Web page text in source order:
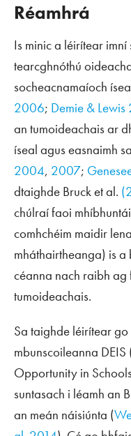
Réamhrá
Is minic a léirítear
tearcghnóthú
socheacnamaíoch
2006; Demie & Lewis
an tumoideachais ar
íseal agus easnaimh
2004, 2007;
dtaighde Bruck et al.
chúlraí faoi
comhchéim maidir
mháthairtheanga) is
céanna nach raibh
tumoideachais.
Sa taighde léirítear
mbunscoileanna DEIS
Opportunity in
suntasach i léamh an
an meán náisiúnta (